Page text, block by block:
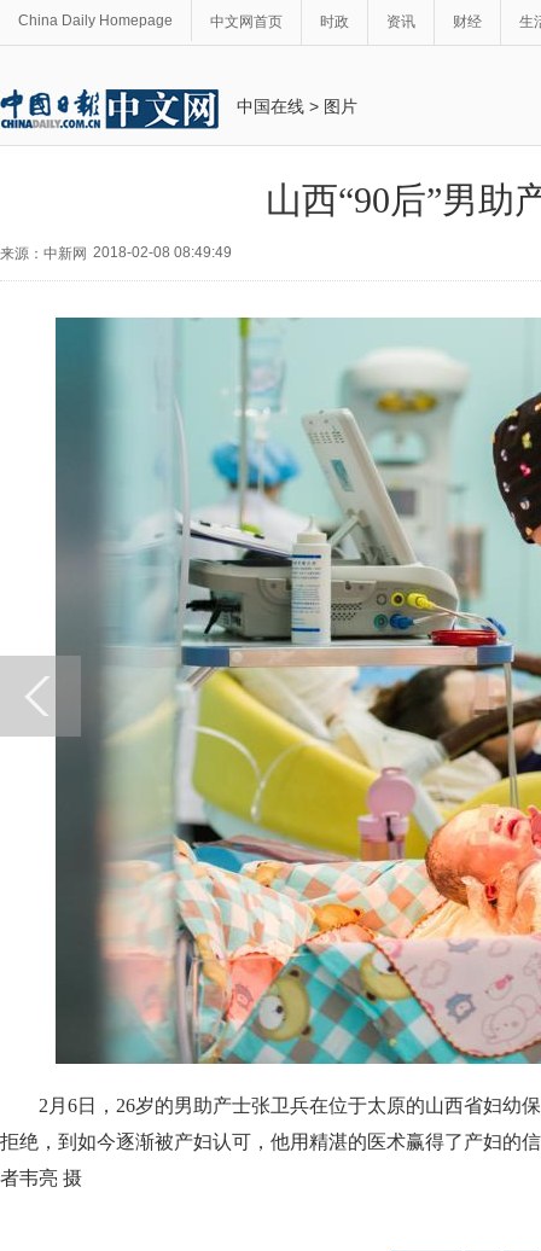
China Daily Homepage 中文网首页 时政 资讯 财经 生
中国在线 > 图片
山西“90后”男助
来源：中新网 2018-02-08 08:49:49
2月6日，26岁的男助产士张卫兵在位于太原的山西省妇幼
拒绝，到如今逐渐被产妇认可，他用精湛的医术赢得了产妇的
者韦亮 摄